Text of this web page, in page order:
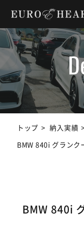
ホーム
私たちについ
選ばれる理由
サービス内容
チャンネル
トップ
納入実績
BMW 840i グランク
BMW 840i